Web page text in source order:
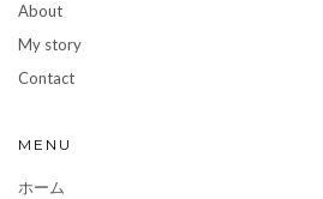
About
My story
Contact
MENU
ホーム